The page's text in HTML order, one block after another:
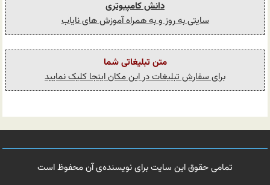
دانش کامپیوتری
سایتی به روز و به همراه آموزش های نایاب
متن تبلیغاتی شما
برای سفارش تبلیغات در این مکان اینجا کلیک نمایید
تمامی حقوق این سایت برای نویسنده‌ی آن محفوظ است